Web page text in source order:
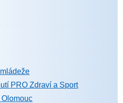
PRO Zdraví a Sport